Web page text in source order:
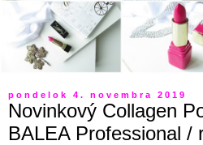
pondelok 4. novembra 2019
Novinkový Collagen
BALEA Professional /